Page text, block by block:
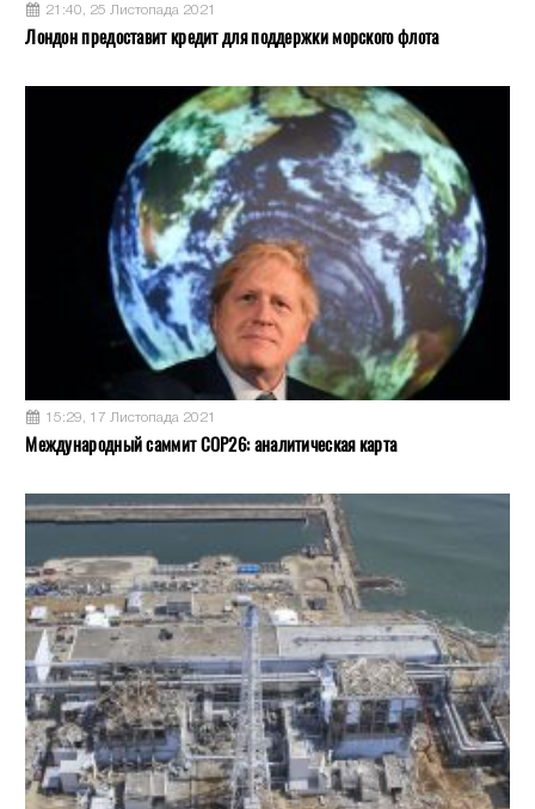
21:40, 25 Листопада 2021
Лондон предоставит кредит для поддержки морского флота
15:29, 17 Листопада 2021
Международный саммит COP26: аналитическая карта